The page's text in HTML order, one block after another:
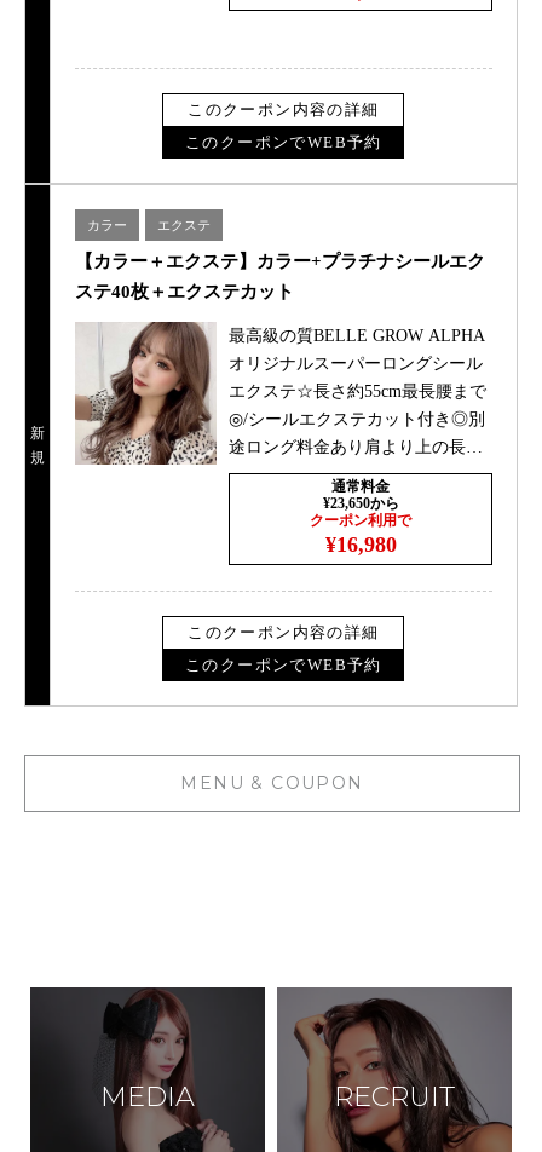
このクーポン内容の詳細
このクーポンでWEB予約
新
規
カラー エクステ
【カラー＋エクステ】カラー+プラチナシールエク
ステ40枚＋エクステカット
最高級の質BELLE GROW ALPHA
オリジナルスーパーロングシール
エクステ☆長さ約55cm最長腰まで
◎/シールエクステカット付き◎別
途ロング料金あり肩より上の長さ0
円、肩下＋￥1100胸より下￥2200
通常料金
¥23,650から
クーポン利用で
¥16,980
このクーポン内容の詳細
このクーポンでWEB予約
MENU & COUPON
MEDIA RECRUIT